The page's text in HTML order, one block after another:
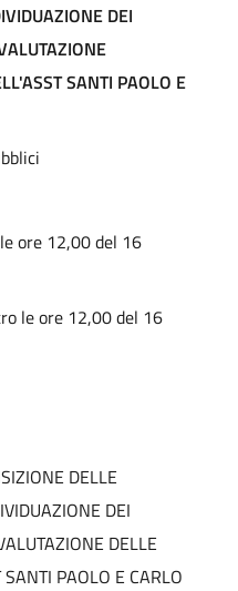
DEI
SANTI PAOLO E
ore 12,00 del 16
le ore 12,00 del 16
DELLE
DEI
DELLE
SANTI PAOLO E CARLO